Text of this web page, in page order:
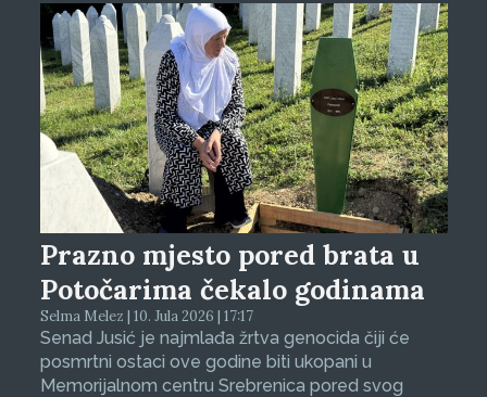
Prazno mjesto pored brata u
Potočarima čekalo godinama
Selma Melez | 10. Jula 2026 | 17:17
Senad Jusić je najmlađa žrtva genocida čiji će
posmrtni ostaci ove godine biti ukopani u
Memorijalnom centru Srebrenica pored svog